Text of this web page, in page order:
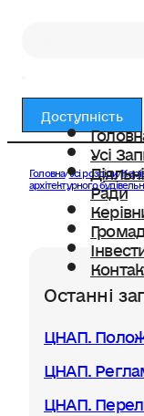
Усі
Ради
Доступність
Головна/Усі розділи/
архітектурного
Останні
ЦНАП.
ЦНАП.
ЦНАП.